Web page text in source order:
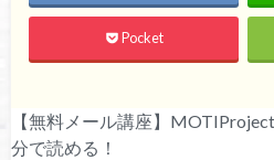
Pocket
【無料メール講座】
分で読める！